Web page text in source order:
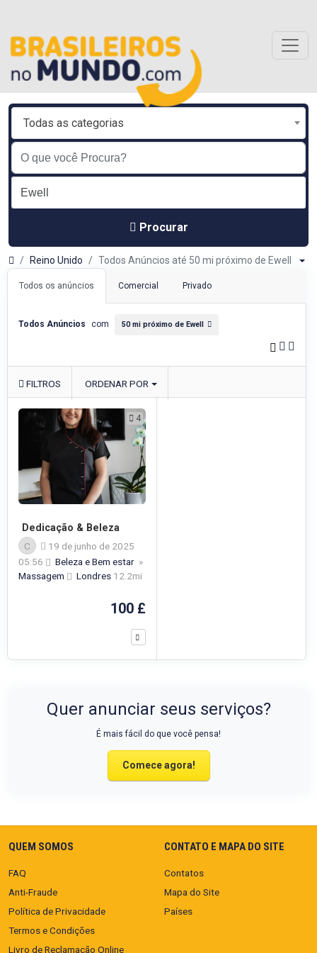
Todas as categorias
Procurar
Reino Unido Todos Anúncios até 50 mi próximo de Ewell
Todos os anúncios Comercial Privado
Todos Anúncios com 50 mi próximo de Ewell
FILTROS ORDENAR POR
4
Dedicação & Beleza
C
19 de junho de 2025
05:56
Beleza e Bem estar »
Massagem
Londres 12.2mi
100 £
Quer anunciar seus serviços?
É mais fácil do que você pensa!
Comece agora!
QUEM SOMOS
FAQ
Anti-Fraude
Política de Privacidade
Termos e Condições
Livro de Reclamação Online
CONTATO E MAPA DO SITE
Contatos
Mapa do Site
Países